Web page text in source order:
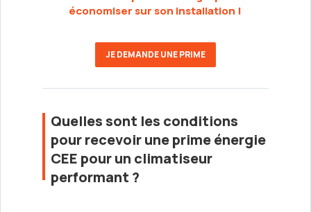
économiser sur son installation !
JE DEMANDE UNE PRIME
Quelles sont les conditions
pour recevoir une prime énergie
CEE pour un climatiseur
performant ?